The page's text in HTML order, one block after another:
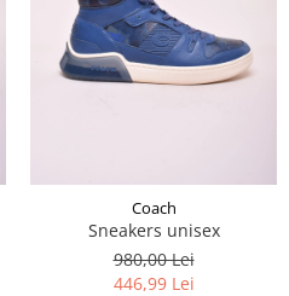
Coach
Sneakers unisex
980,00 Lei
446,99 Lei